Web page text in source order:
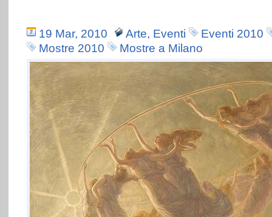
19 Mar, 2010 Arte, Eventi
Eventi 2010
Mostre 2010
Mostre a Milano